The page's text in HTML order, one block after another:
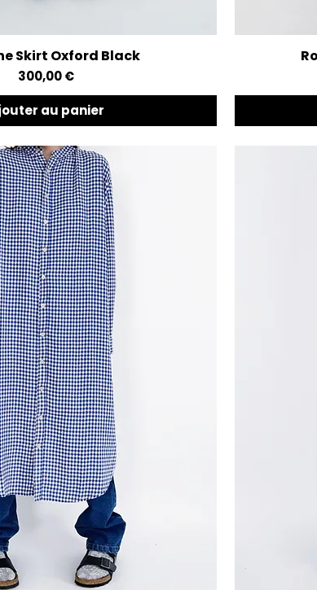
rapide
Skirt Oxford Black
Prix
300,00 €
au panier